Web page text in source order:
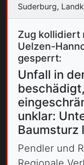
Suderburg,
Zug kollidiert
Uelzen-
gesperrt:
Unfall in
unklar:
Baumsturz
Pendler und